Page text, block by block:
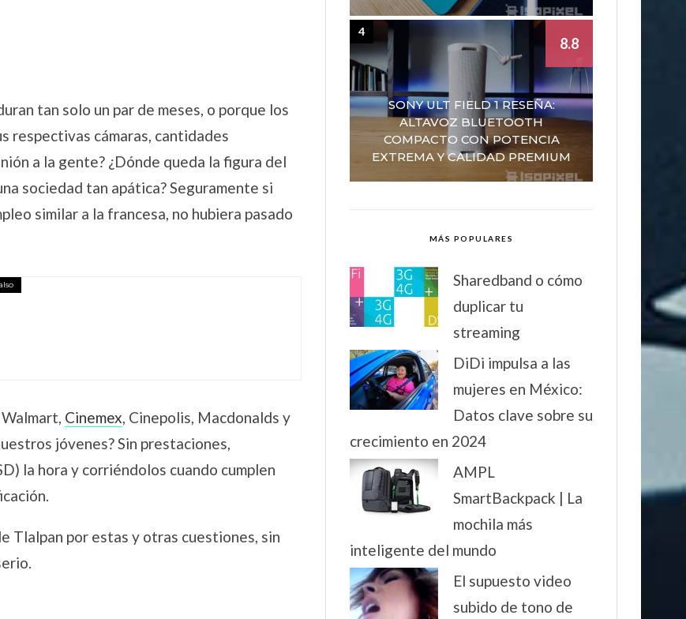
tan solo un par de meses, o porque los
respectivas cámaras, cantidades
a la gente? ¿Dónde queda la figura del
sociedad tan apática? Seguramente si
similar a la francesa, no hubiera pasado
Cinemex, Cinepolis, Macdonalds y
jóvenes? Sin prestaciones,
la hora y corriéndolos cuando cumplen
Tlalpan por estas y otras cuestiones, sin
SONY ULT FIELD 1 RESEÑA:
ALTAVOZ BLUETOOTH
COMPACTO CON POTENCIA
EXTREMA Y CALIDAD PREMIUM
8.8
4
MÁS POPULARES
Sharedband o cómo
duplicar tu
streaming
DiDi impulsa a las
mujeres en México:
Datos clave sobre su
crecimiento en 2024
AMPL
SmartBackpack | La
mochila más
inteligente del mundo
El supuesto video
subido de tono de